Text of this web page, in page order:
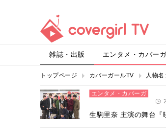
雑誌・出版 エンタメ・カバー
トップページ カバーガールTV 人物名:
エンタメ・カバーガ
生駒里奈 主演の舞台『